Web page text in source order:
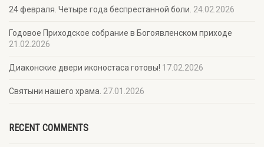
24 февраля. Четыре года беспрестанной боли. 24.02.2026
Годовое Приходское собрание в Богоявленском приходе
21.02.2026
Диаконские двери иконостаса готовы! 17.02.2026
Святыни нашего храма. 27.01.2026
RECENT COMMENTS